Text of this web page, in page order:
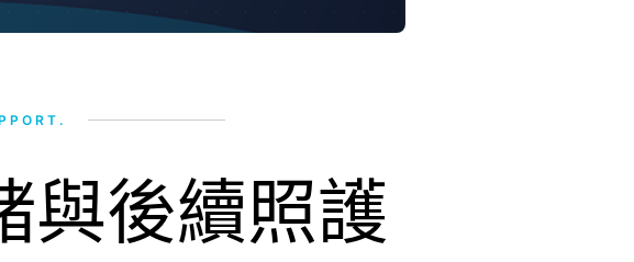
與後續照護